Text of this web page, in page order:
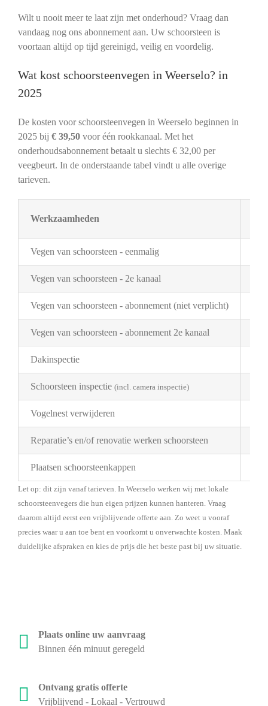
Wilt u nooit meer te laat zijn met onderhoud? Vraag dan
vandaag nog ons abonnement aan. Uw schoorsteen is
voortaan altijd op tijd gereinigd, veilig en voordelig.
Wat kost schoorsteenvegen in Weerselo? in
2025
De kosten voor schoorsteenvegen in Weerselo beginnen in
2025 bij € 39,50voor één rookkanaal. Met het
onderhoudsabonnement betaalt u slechts € 32,00 per
veegbeurt. In de onderstaande tabel vindt u alle overige
tarieven.
Werkzaamheden
Vegen van schoorsteen - eenmalig
Vegen van schoorsteen - 2e kanaal
Vegen van schoorsteen - abonnement (niet verplicht)
Vegen van schoorsteen - abonnement 2e kanaal
Dakinspectie
Schoorsteen inspectie (incl. camera inspectie)
Vogelnest verwijderen
Reparatie’s en/of renovatie werken schoorsteen
Plaatsen schoorsteenkappen
Let op: dit zijn vanaf tarieven. In Weerselo werken wij met lokale
schoorsteenvegers die hun eigen prijzen kunnen hanteren. Vraag
daarom altijd eerst een vrijblijvende offerte aan. Zo weet u vooraf
precies waar u aan toe bent en voorkomt u onverwachte kosten. Maak
duidelijke afspraken en kies de prijs die het beste past bij uw situatie.
Plaats online uw aanvraag
Binnen één minuut geregeld
Ontvang gratis offerte
Vrijblijvend - Lokaal - Vertrouwd